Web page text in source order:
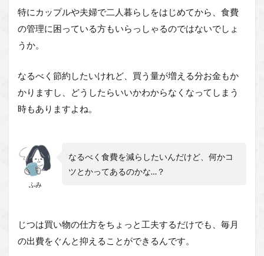
特にカップルや夫婦で二人暮らしをはじめてから、食費
の管理に困っている方もいらっしゃるのではないでしょ
うか。
なるべく節約したいけれど、買う量が増える分お金もか
かりますし、どうしたらいいかわからなくなってしまう
時もありますよね。
ふみ
なるべく食費を減らしたいんだけど、何かコ
ツとかってあるのかな…？
じつは買い物の仕方をちょっと工夫するだけでも、毎月
の出費をぐんと抑えることができるんです。